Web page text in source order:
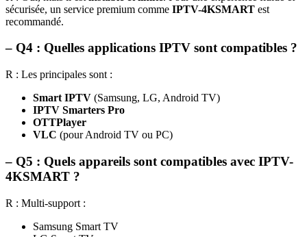
sécurisée, un service premium comme IPTV-4KSMART est
recommandé.
– Q4 : Quelles applications IPTV sont compatibles ?
R : Les principales sont :
Smart IPTV (Samsung, LG, Android TV)
IPTV Smarters Pro
OTTPlayer
VLC (pour Android TV ou PC)
– Q5 : Quels appareils sont compatibles avec IPTV-
4KSMART ?
R : Multi-support :
Samsung Smart TV